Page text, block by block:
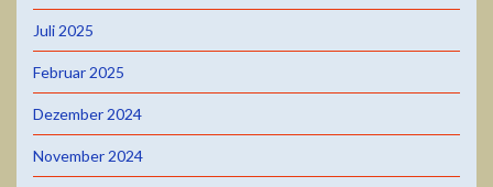
Juli 2025
Februar 2025
Dezember 2024
November 2024